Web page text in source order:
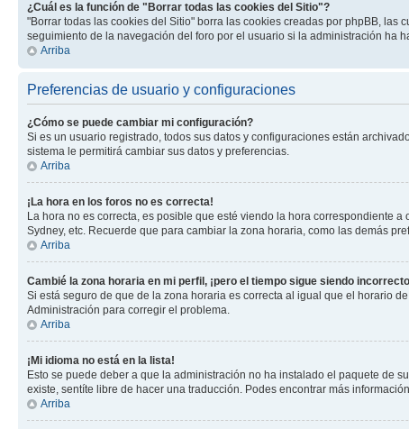
¿Cuál es la función de "Borrar todas las cookies del Sitio"?
"Borrar todas las cookies del Sitio" borra las cookies creadas por phpBB, las
seguimiento de la navegación del foro por el usuario si la administración ha
Arriba
Preferencias de usuario y configuraciones
¿Cómo se puede cambiar mi configuración?
Si es un usuario registrado, todos sus datos y configuraciones están
sistema le permitirá cambiar sus datos y preferencias.
Arriba
¡La hora en los foros no es correcta!
La hora no es correcta, es posible que esté viendo la hora correspondiente
Sydney, etc. Recuerde que para cambiar la zona horaria, como las demás
Arriba
Cambié la zona horaria en mi perfil, ¡pero el tiempo sigue siendo
Si está seguro de que de la zona horaria es correcta al igual que el horario
Administración para corregir el problema.
Arriba
¡Mi idioma no está en la lista!
Esto se puede deber a que la administración no ha instalado el paquete de
existe, sentíte libre de hacer una traducción. Podes encontrar más
Arriba